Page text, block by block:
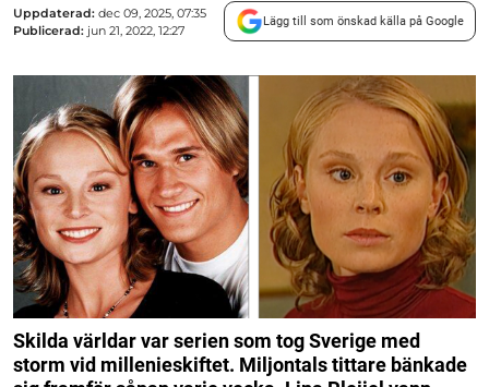
Uppdaterad: dec 09, 2025, 07:35
Publicerad: jun 21, 2022, 12:27
Lägg till som önskad källa på Google
Skilda världar var serien som tog Sverige med
storm vid millenieskiftet. Miljontals tittare bänkade